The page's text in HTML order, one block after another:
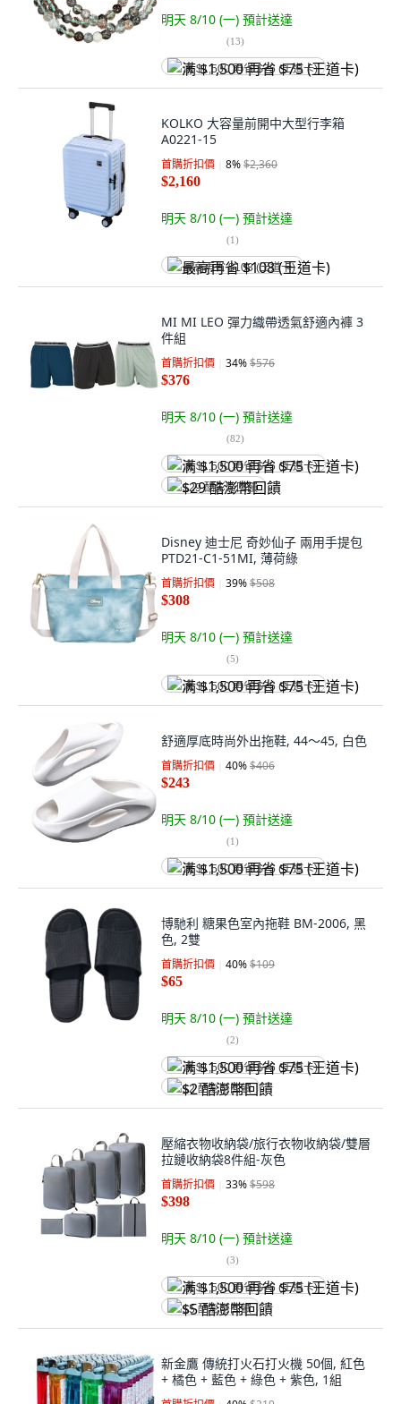
明天 8/10 (一) 預計送達
(13)
满 $1,500 再省 $75 (王道卡)
KOLKO 大容量前開中大型行李箱
A0221-15
首購折扣價 8%$2,360
$2,160
明天 8/10 (一) 預計送達
(1)
最高再省 $108 (王道卡)
MI MI LEO 彈力織帶透氣舒適內褲 3
件組
首購折扣價 34%$576
$376
明天 8/10 (一) 預計送達
(82)
满 $1,500 再省 $75 (王道卡)
$29 酷澎幣回饋
Disney 迪士尼 奇妙仙子 兩用手提包
PTD21-C1-51MI, 薄荷綠
首購折扣價 39%$508
$308
明天 8/10 (一) 預計送達
(5)
满 $1,500 再省 $75 (王道卡)
舒適厚底時尚外出拖鞋, 44～45, 白色
首購折扣價 40%$406
$243
明天 8/10 (一) 預計送達
(1)
满 $1,500 再省 $75 (王道卡)
博馳利 糖果色室內拖鞋 BM-2006, 黑
色, 2雙
首購折扣價 40%$109
$65
明天 8/10 (一) 預計送達
(2)
满 $1,500 再省 $75 (王道卡)
$2 酷澎幣回饋
壓縮衣物收納袋/旅行衣物收納袋/雙層
拉鏈收納袋8件組-灰色
首購折扣價 33%$598
$398
明天 8/10 (一) 預計送達
(3)
满 $1,500 再省 $75 (王道卡)
$5 酷澎幣回饋
新金鷹 傳統打火石打火機 50個, 紅色
+ 橘色 + 藍色 + 綠色 + 紫色, 1組